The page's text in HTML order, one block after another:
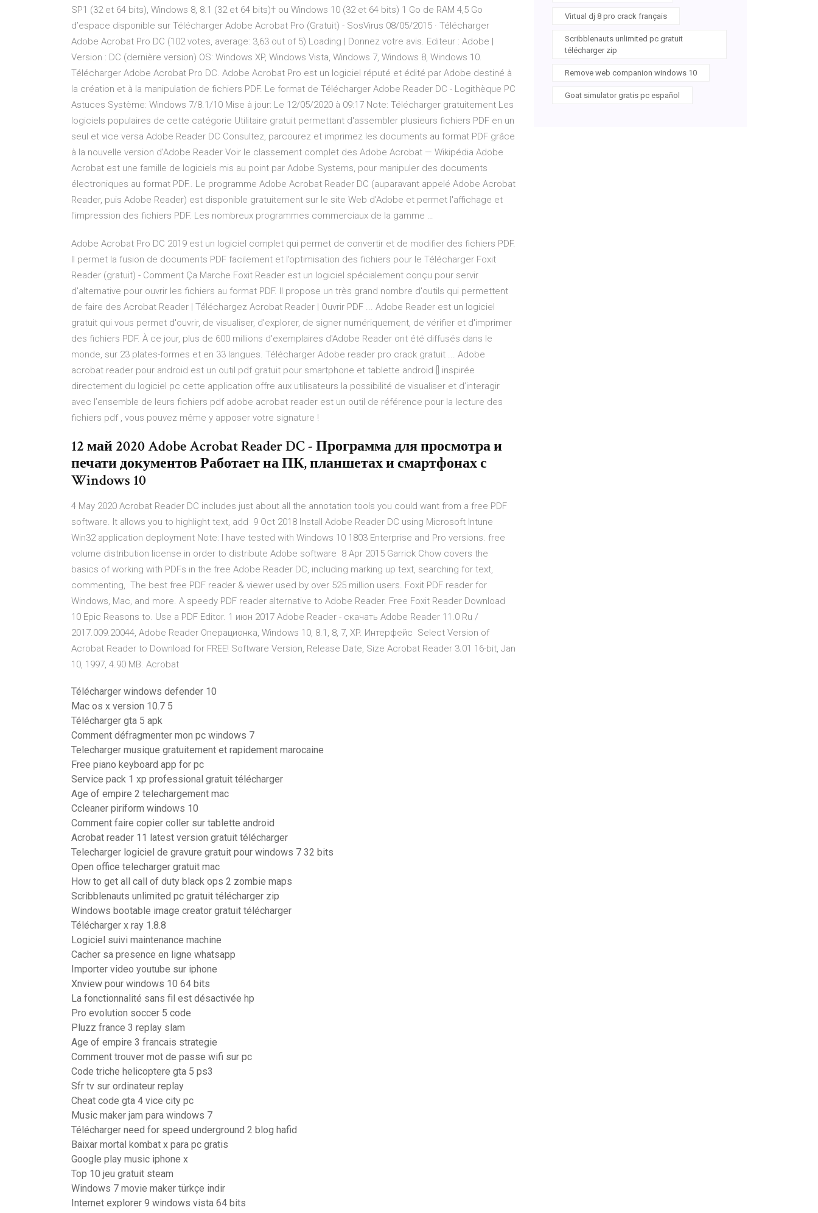
SP1 (32 et 64 bits), Windows 8, 8.1 (32 et 64 bits)† ou Windows 10 (32 et 64 bits) 1 Go de RAM 4,5 Go
d’espace disponible sur Télécharger Adobe Acrobat Pro (Gratuit) - SosVirus 08/05/2015 · Télécharger
Adobe Acrobat Pro DC (102 votes, average: 3,63 out of 5) Loading | Donnez votre avis. Editeur : Adobe |
Version : DC (dernière version) OS: Windows XP, Windows Vista, Windows 7, Windows 8, Windows 10.
Télécharger Adobe Acrobat Pro DC. Adobe Acrobat Pro est un logiciel réputé et édité par Adobe destiné à
la création et à la manipulation de fichiers PDF. Le format de Télécharger Adobe Reader DC - Logithèque PC
Astuces Système: Windows 7/8.1/10 Mise à jour: Le 12/05/2020 à 09:17 Note: Télécharger gratuitement Les
logiciels populaires de cette catégorie Utilitaire gratuit permettant d'assembler plusieurs fichiers PDF en un
seul et vice versa Adobe Reader DC Consultez, parcourez et imprimez les documents au format PDF grâce
à la nouvelle version d'Adobe Reader Voir le classement complet des Adobe Acrobat — Wikipédia Adobe
Acrobat est une famille de logiciels mis au point par Adobe Systems, pour manipuler des documents
électroniques au format PDF.. Le programme Adobe Acrobat Reader DC (auparavant appelé Adobe Acrobat
Reader, puis Adobe Reader) est disponible gratuitement sur le site Web d'Adobe et permet l'affichage et
l'impression des fichiers PDF. Les nombreux programmes commerciaux de la gamme …
Adobe Acrobat Pro DC 2019 est un logiciel complet qui permet de convertir et de modifier des fichiers PDF.
Il permet la fusion de documents PDF facilement et l’optimisation des fichiers pour le Télécharger Foxit
Reader (gratuit) - Comment Ça Marche Foxit Reader est un logiciel spécialement conçu pour servir
d'alternative pour ouvrir les fichiers au format PDF. Il propose un très grand nombre d'outils qui permettent
de faire des Acrobat Reader | Téléchargez Acrobat Reader | Ouvrir PDF ... Adobe Reader est un logiciel
gratuit qui vous permet d'ouvrir, de visualiser, d'explorer, de signer numériquement, de vérifier et d'imprimer
des fichiers PDF. À ce jour, plus de 600 millions d'exemplaires d'Adobe Reader ont été diffusés dans le
monde, sur 23 plates-formes et en 33 langues. Télécharger Adobe reader pro crack gratuit ... Adobe
acrobat reader pour android est un outil pdf gratuit pour smartphone et tablette android [] inspirée
directement du logiciel pc cette application offre aux utilisateurs la possibilité de visualiser et d’interagir
avec l’ensemble de leurs fichiers pdf adobe acrobat reader est un outil de référence pour la lecture des
fichiers pdf , vous pouvez même y apposer votre signature !
12 май 2020 Adobe Acrobat Reader DC - Программа для просмотра и
печати документов Работает на ПК, планшетах и смартфонах с
Windows 10
4 May 2020 Acrobat Reader DC includes just about all the annotation tools you could want from a free PDF
software. It allows you to highlight text, add 9 Oct 2018 Install Adobe Reader DC using Microsoft Intune
Win32 application deployment Note: I have tested with Windows 10 1803 Enterprise and Pro versions. free
volume distribution license in order to distribute Adobe software 8 Apr 2015 Garrick Chow covers the
basics of working with PDFs in the free Adobe Reader DC, including marking up text, searching for text,
commenting, The best free PDF reader & viewer used by over 525 million users. Foxit PDF reader for
Windows, Mac, and more. A speedy PDF reader alternative to Adobe Reader. Free Foxit Reader Download
10 Epic Reasons to. Use a PDF Editor. 1 июн 2017 Adobe Reader - скачать Adobe Reader 11.0 Ru /
2017.009.20044, Adobe Reader Операционка, Windows 10, 8.1, 8, 7, XP. Интерфейс Select Version of
Acrobat Reader to Download for FREE! Software Version, Release Date, Size Acrobat Reader 3.01 16-bit, Jan
10, 1997, 4.90 MB. Acrobat
Télécharger windows defender 10
Mac os x version 10.7 5
Télécharger gta 5 apk
Comment défragmenter mon pc windows 7
Telecharger musique gratuitement et rapidement marocaine
Free piano keyboard app for pc
Service pack 1 xp professional gratuit télécharger
Age of empire 2 telechargement mac
Ccleaner piriform windows 10
Comment faire copier coller sur tablette android
Acrobat reader 11 latest version gratuit télécharger
Telecharger logiciel de gravure gratuit pour windows 7 32 bits
Open office telecharger gratuit mac
How to get all call of duty black ops 2 zombie maps
Scribblenauts unlimited pc gratuit télécharger zip
Windows bootable image creator gratuit télécharger
Télécharger x ray 1.8.8
Logiciel suivi maintenance machine
Cacher sa presence en ligne whatsapp
Importer video youtube sur iphone
Xnview pour windows 10 64 bits
La fonctionnalité sans fil est désactivée hp
Pro evolution soccer 5 code
Pluzz france 3 replay slam
Age of empire 3 francais strategie
Comment trouver mot de passe wifi sur pc
Code triche helicoptere gta 5 ps3
Sfr tv sur ordinateur replay
Cheat code gta 4 vice city pc
Music maker jam para windows 7
Télécharger need for speed underground 2 blog hafid
Baixar mortal kombat x para pc gratis
Google play music iphone x
Top 10 jeu gratuit steam
Windows 7 movie maker türkçe indir
Internet explorer 9 windows vista 64 bits
Virtual dj 8 pro crack français
Scribblenauts unlimited pc gratuit
télécharger zip
Remove web companion windows 10
Goat simulator gratis pc español